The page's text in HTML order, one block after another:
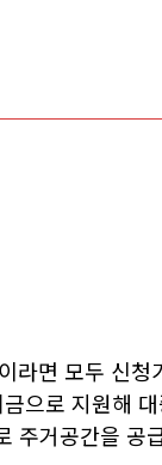
라면 모두 신
으로 지원해
주거공간을 공